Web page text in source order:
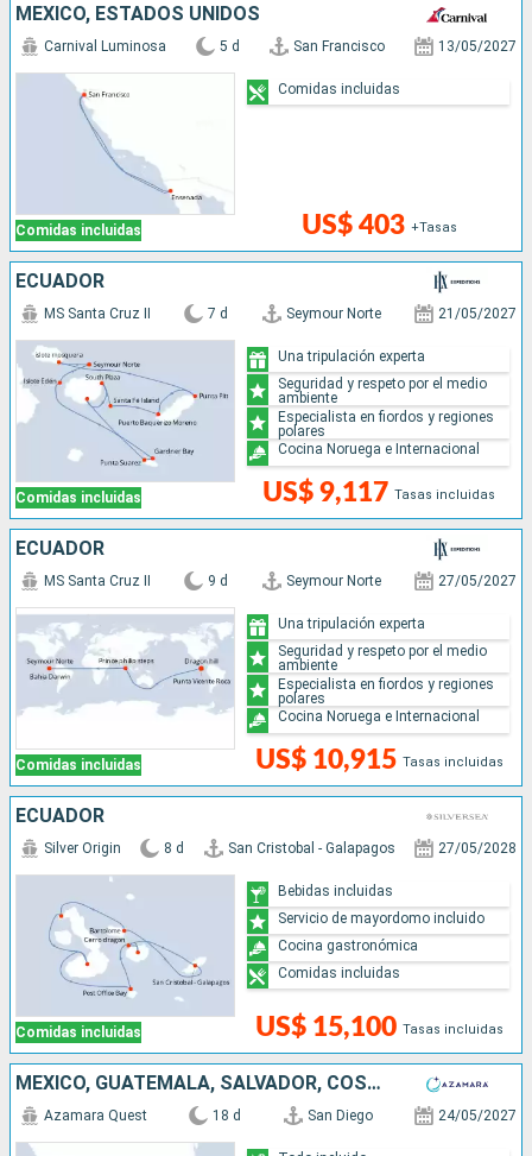
MÉXICO, ESTADOS UNIDOS
Comidas incluidas
Carnival Luminosa 5 d San Francisco 13/05/2027
US$ 403 +Tasas
Comidas incluidas
ECUADOR
Comidas incluidas
MS Santa Cruz II 7 d Seymour Norte 21/05/2027
US$ 9,117 Tasas incluidas
Una tripulación experta
Seguridad y respeto por el medio
ambiente
Especialista en fiordos y regiones
polares
Cocina Noruega e Internacional
ECUADOR
Comidas incluidas
MS Santa Cruz II 9 d Seymour Norte 27/05/2027
US$ 10,915 Tasas incluidas
Una tripulación experta
Seguridad y respeto por el medio
ambiente
Especialista en fiordos y regiones
polares
Cocina Noruega e Internacional
ECUADOR
Comidas incluidas
Silver Origin 8 d San Cristobal - Galapagos 27/05/2028
US$ 15,100 Tasas incluidas
Bebidas incluidas
Servicio de mayordomo incluido
Cocina gastronómica
Comidas incluidas
MÉXICO, GUATEMALA, SALVADOR, COSTA RICA, PANAMÁ, COLOMBIA, ESTADOS UNIDOS
Azamara Quest 18 d San Diego 24/05/2027